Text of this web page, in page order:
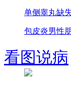
单侧睾丸缺
包皮炎男性
看图说病